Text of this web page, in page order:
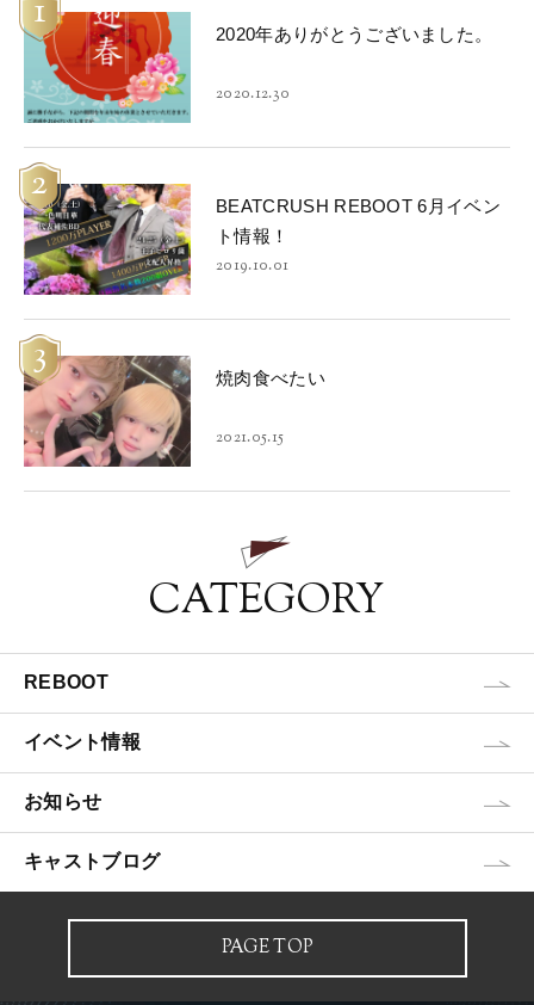
1 2020年ありがとうございました。
2020.12.30
2
BEATCRUSH REBOOT 6月イベン
ト情報！
2019.10.01
3 焼肉食べたい
2021.05.15
CATEGORY
REBOOT
イベント情報
お知らせ
キャストブログ
PAGE TOP